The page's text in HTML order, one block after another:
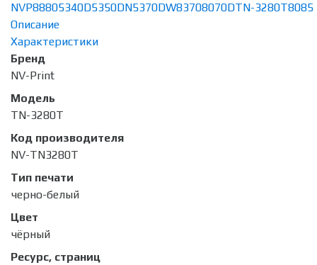
NVP88805340D5350DN5370DW83708070DTN-3280T8085
Описание
Характеристики
Бренд
NV-Print
Модель
TN-3280T
Код производителя
NV-TN3280T
Тип печати
черно-белый
Цвет
чёрный
Ресурс, страниц